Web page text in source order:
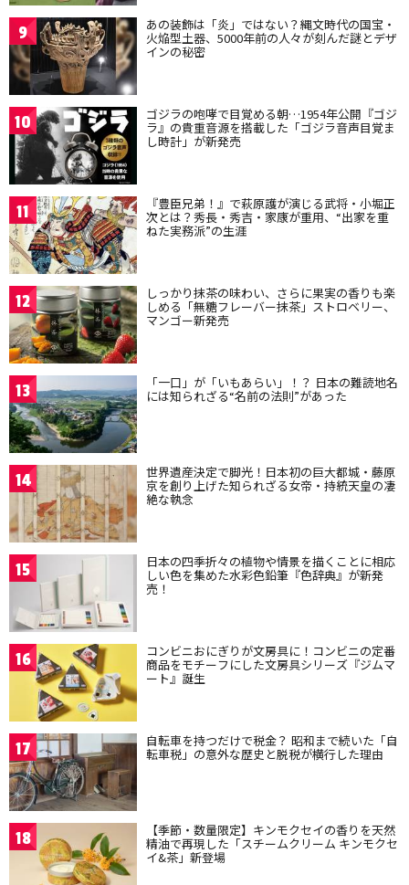
9 あの装飾は「炎」ではない？縄文時代の国宝・
火焔型土器、5000年前の人々が刻んだ謎とデザ
インの秘密
10 ゴジラの咆哮で目覚める朝…1954年公開『ゴジ
ラ』の貴重音源を搭載した「ゴジラ音声目覚ま
し時計」が新発売
11 『豊臣兄弟！』で萩原護が演じる武将・小堀正
次とは？秀長・秀吉・家康が重用、“出家を重
ねた実務派”の生涯
12 しっかり抹茶の味わい、さらに果実の香りも楽
しめる「無糖フレーバー抹茶」ストロベリー、
マンゴー新発売
13 「一口」が「いもあらい」！？ 日本の難読地名
には知られざる“名前の法則”があった
14 世界遺産決定で脚光！日本初の巨大都城・藤原
京を創り上げた知られざる女帝・持統天皇の凄
絶な執念
15 日本の四季折々の植物や情景を描くことに相応
しい色を集めた水彩色鉛筆『色辞典』が新発
売！
16 コンビニおにぎりが文房具に！コンビニの定番
商品をモチーフにした文房具シリーズ『ジムマ
ート』誕生
17 自転車を持つだけで税金？ 昭和まで続いた「自
転車税」の意外な歴史と脱税が横行した理由
18 【季節・数量限定】キンモクセイの香りを天然
精油で再現した「スチームクリーム キンモクセ
イ&茶」新登場